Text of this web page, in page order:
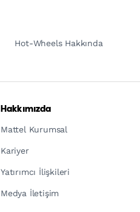
Hot-Wheels Hakkında
Hakkımızda
Mattel Kurumsal
Kariyer
Yatırımcı İlişkileri
Medya İletişim